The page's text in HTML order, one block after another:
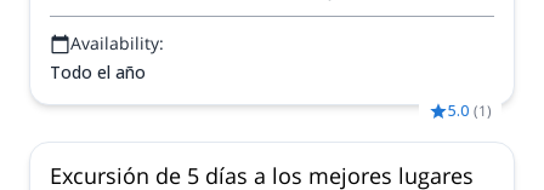
Availability:
Todo el año
5.0 (1)
Excursión de 5 días a los mejores lugares